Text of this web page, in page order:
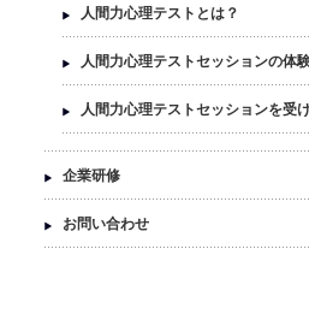
人間力心理テストとは？
人間力心理テストセッションの体
人間力心理テストセッションを受
企業研修
お問い合わせ